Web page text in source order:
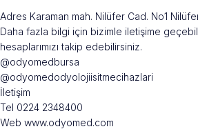
Adres Karaman mah. Nilüfer Cad. No1
Daha fazla bilgi için bizimle iletişime
hesaplarımızı takip edebilirsiniz.
@odyomedbursa
@odyomedodyolojiisitmecihazlari
İletişim
Tel 0224 2348400
Web www.odyomed.com